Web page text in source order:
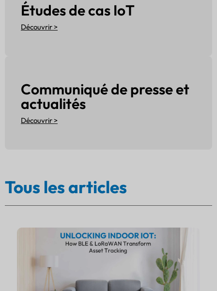
Études de cas IoT
Découvrir >
Communiqué de presse et
actualités
Découvrir >
Tous les articles